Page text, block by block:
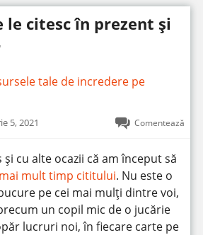
le citesc în prezent și
tale de incredere pe
5, 2021 Comentează
și cu alte ocazii că am început să
mult timp cititului. Nu este o
pe cei mai mulți dintre voi,
un copil mic de o jucărie
lucruri noi, în fiecare carte pe